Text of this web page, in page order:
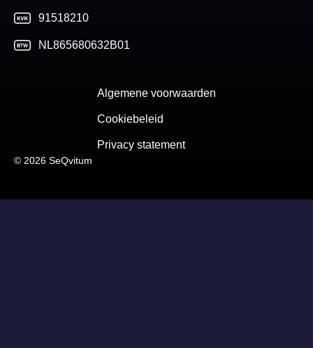
91518210
NL865680632B01
© 2026 SeQvitum
Algemene voorwaarden
Cookiebeleid
Privacy statement